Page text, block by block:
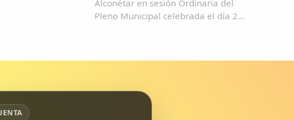
Alconétar en sesión Ordinaria del
Pleno Municipal celebrada el día 21